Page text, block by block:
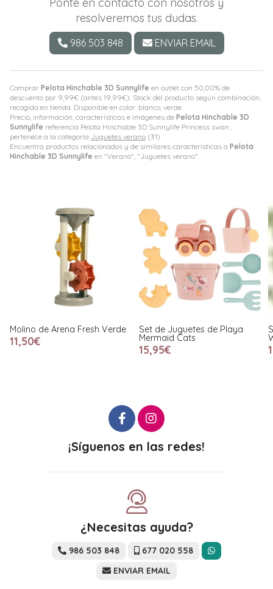
Comprar Pelota Hinchable 3D Sunnylife en outlet con 50,00% de
descuento por 9,99€ (antes 19,99€). Stock del producto según combinación,
recogida en tienda. Disponible en color: blanco; verde.
Precio, información, características e imágenes de Pelota Hinchable 3D
Sunnylife referencia Pelota Hinchable 3D Sunnylife Princess swan ,
pertenece a la categoría Juguetes verano (31).
Encuentra productos relacionados y de similares características a Pelota
Hinchable 3D Sunnylife en "Verano", "Juguetes verano".
resolveremos tus dudas.
986 503 848 ENVIAR EMAIL
Molino de Arena Fresh Verde
11,50€
Set de Juguetes de Playa
Mermaid Cats
15,95€
¡Síguenos en las redes!
¿Necesitas ayuda?
986 503 848
677 020 558
ENVIAR EMAIL